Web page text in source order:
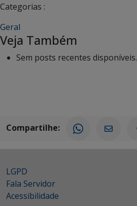
Categorias :
Geral
Veja Também
Sem posts recentes disponíveis.
Compartilhe:
LGPD
Fala Servidor
Acessibilidade